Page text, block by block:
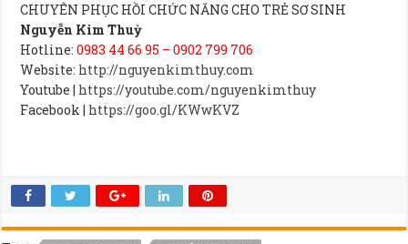
CHUYÊN PHỤC HỒI CHỨC NĂNG CHO TRẺ SƠ SINH
Nguyễn Kim Thuỳ
Hotline:0983 44 66 95 – 0902 799 706
Website: http://nguyenkimthuy.com
Youtube | https://youtube.com/nguyenkimthuy
Facebook | https://goo.gl/KWwKVZ